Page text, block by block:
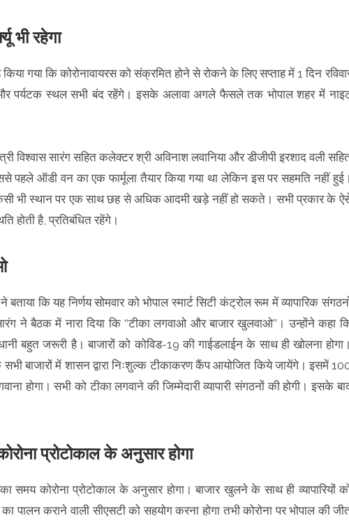
भी रहेगा
गया कि कोरोनावायरस को संक्रमित होने से रोकने के लिए सप्ताह में 1 दिन
पर्यटक स्थल सभी बंद रहेंगे। इसके अलावा अगले फैसले तक भोपाल शहर में
विश्वास सारंग सहित कलेक्टर श्री अविनाश लवानिया और डीजीपी इरशाद वली
ऑडी वन का एक फार्मूला तैयार किया गया था लेकिन इस पर सहमति नहीं
भी स्थान पर एक साथ छह से अधिक आदमी खड़े नहीं हो सकते। सभी प्रकार के
होती है, प्रतिबंधित रहेंगे।
बताया कि यह निर्णय सोमवार को भोपाल स्मार्ट सिटी कंट्रोल रूम में व्यापारिक
ने बैठक में नारा दिया कि ‘‘टीका लगवाओ और बाजार खुलवाओ’’। उन्होंने कहा
बहुत जरूरी है। बाजारों को कोविड-19 की गाईडलाईन के साथ ही खोलना
बाजारों में शासन द्वारा निःशुल्क टीकाकरण कैंप आयोजित किये जायेंगे। इसमें
होगा। सभी को टीका लगवाने की जिम्मेदारी व्यापारी संगठनों की होगी। इसके
प्रोटोकाल के अनुसार होगा
समय कोरोना प्रोटोकाल के अनुसार होगा। बाजार खुलने के साथ ही व्यापारियों
पालन कराने वाली सीएसटी को सहयोग करना होगा तभी कोरोना पर भोपाल की